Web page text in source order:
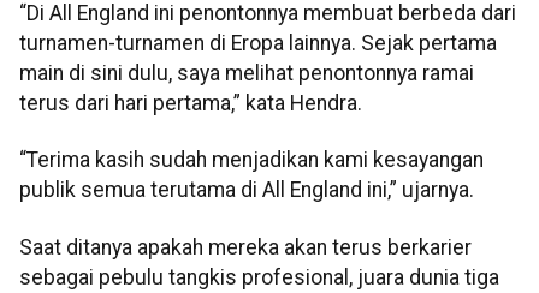
“Di All England ini penontonnya membuat berbeda dari
turnamen-turnamen di Eropa lainnya. Sejak pertama
main di sini dulu, saya melihat penontonnya ramai
terus dari hari pertama,” kata Hendra.
“Terima kasih sudah menjadikan kami kesayangan
publik semua terutama di All England ini,” ujarnya.
Saat ditanya apakah mereka akan terus berkarier
sebagai pebulu tangkis profesional, juara dunia tiga